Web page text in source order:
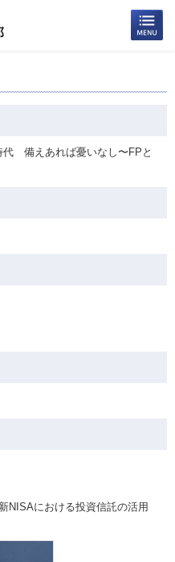
備えあれば憂いなし〜FPと
NISAにおける投資信託の活用